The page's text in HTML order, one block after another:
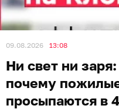
09.08.2026 13:08
Ни свет ни
почему
просыпаются в